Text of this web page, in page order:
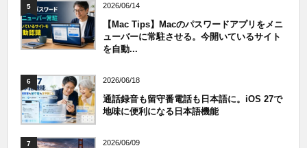
5 2026/06/14
【Mac Tips】Macのパスワードアプリをメニ
ューバーに常駐させる。今開いているサイト
を自動...
6 2026/06/18
通話録音も留守番電話も日本語に。iOS 27で
地味に便利になる日本語機能
7 2026/06/09